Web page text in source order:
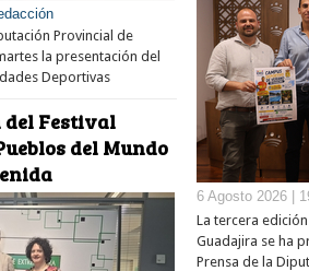
Provincial de
la presentación del
Deportivas
del Festival
del Mundo
6 Agosto 2026 |
La tercera
Guadajira se ha
Prensa de la